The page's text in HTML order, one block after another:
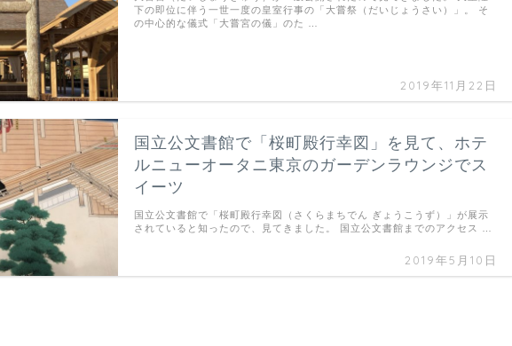
2019年11月22日
下の即位に伴う一世一度の皇室行事の「大嘗祭（だいじょうさい）」。 そ
の中心的な儀式「大嘗宮の儀」のた …
国立公文書館で「桜町殿行幸図」を見て、ホテ
ルニューオータニ東京のガーデンラウンジでス
イーツ
2019年5月10日
国立公文書館で「桜町殿行幸図（さくらまちでん ぎょうこうず）」が展示
されていると知ったので、見てきました。 国立公文書館までのアクセス …